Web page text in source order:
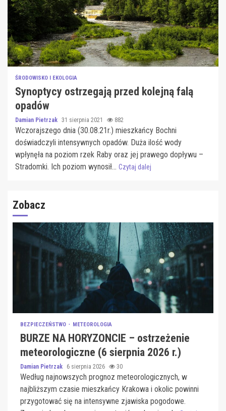
ŚRODOWISKO I EKOLOGIA
Synoptycy ostrzegają przed kolejną falą
opadów
Damian Pietrzak 31 sierpnia 2021 882
Wczorajszego dnia (30.08.21r.) mieszkańcy Bochni
doświadczyli intensywnych opadów. Duża ilość wody
wpłynęła na poziom rzek Raby oraz jej prawego dopływu –
Stradomki. Ich poziom wynosił... Czytaj dalej
Zobacz
BEZPIECZEŃSTWO METEOROLOGIA
BURZE NA HORYZONCIE – ostrzeżenie
meteorologiczne (6 sierpnia 2026 r.)
Damian Pietrzak 6 sierpnia 2026 30
Według najnowszych prognoz meteorologicznych, w
najbliższym czasie mieszkańcy Krakowa i okolic powinni
przygotować się na intensywne zjawiska pogodowe.